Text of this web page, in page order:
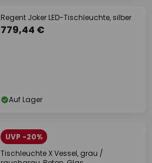
Regent Joker LED-Tischleuchte, silber
779,44 €
Auf Lager
UVP -20%
Tischleuchte X Vessel, grau /